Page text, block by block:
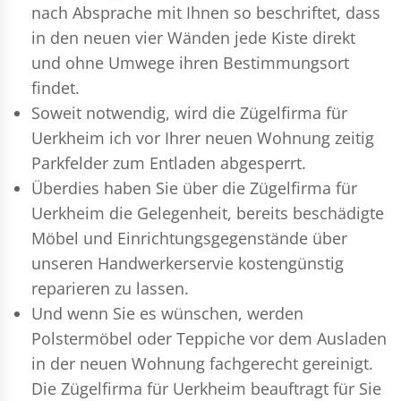
nach Absprache mit Ihnen so beschriftet, dass
in den neuen vier Wänden jede Kiste direkt
und ohne Umwege ihren Bestimmungsort
findet.
Soweit notwendig, wird die Zügelfirma für
Uerkheim ich vor Ihrer neuen Wohnung zeitig
Parkfelder zum Entladen abgesperrt.
Überdies haben Sie über die Zügelfirma für
Uerkheim die Gelegenheit, bereits beschädigte
Möbel und Einrichtungsgegenstände über
unseren Handwerkerservie kostengünstig
reparieren zu lassen.
Und wenn Sie es wünschen, werden
Polstermöbel oder Teppiche vor dem Ausladen
in der neuen Wohnung fachgerecht gereinigt.
Die Zügelfirma für Uerkheim beauftragt für Sie